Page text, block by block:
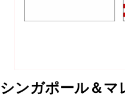
シンガポール＆マ